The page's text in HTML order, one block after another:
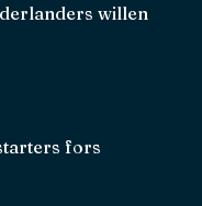
willen
fors